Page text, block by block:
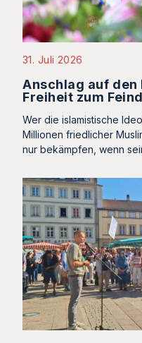
31. Juli 2026
Anschlag auf den
Freiheit zum
Wer die islamistische
Millionen friedlicher
nur bekämpfen, wenn